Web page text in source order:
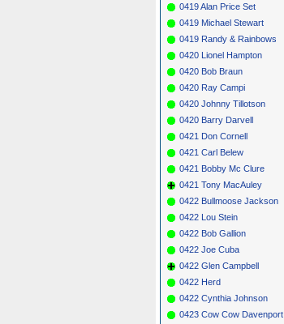
0419 Alan Price Set
0419 Michael Stewart
0419 Randy & Rainbows
0420 Lionel Hampton
0420 Bob Braun
0420 Ray Campi
0420 Johnny Tillotson
0420 Barry Darvell
0421 Don Cornell
0421 Carl Belew
0421 Bobby Mc Clure
0421 Tony MacAuley
0422 Bullmoose Jackson
0422 Lou Stein
0422 Bob Gallion
0422 Joe Cuba
0422 Glen Campbell
0422 Herd
0422 Cynthia Johnson
0423 Cow Cow Davenport